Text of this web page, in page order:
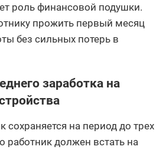
роль финансовой подушки.
прожить первый месяц
без сильных потерь в
заработка на
сохраняется на период до трех
работник должен встать на